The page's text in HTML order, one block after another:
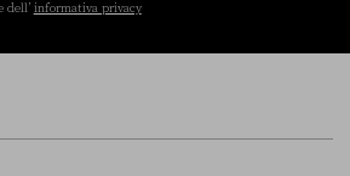
dell’ informativa privacy